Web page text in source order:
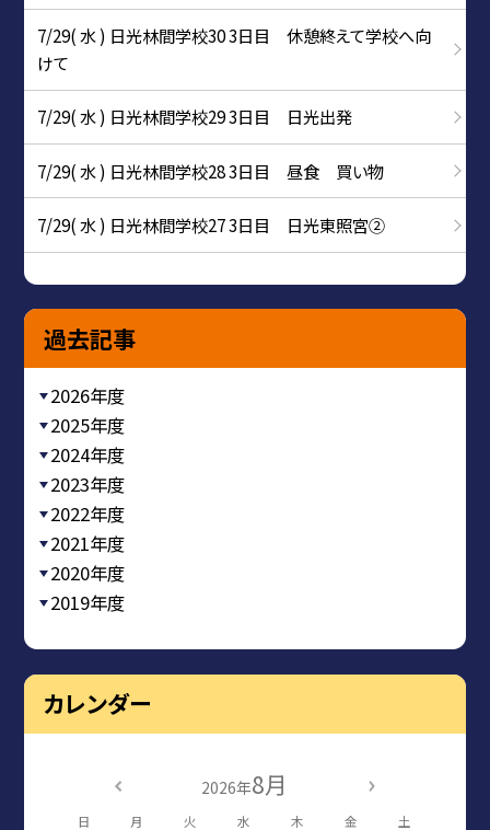
7/29( 水 ) 日光林間学校30 3日目 休憩終えて学校へ向
けて
7/29( 水 ) 日光林間学校29 3日目 日光出発
7/29( 水 ) 日光林間学校28 3日目 昼食 買い物
7/29( 水 ) 日光林間学校27 3日目 日光東照宮②
過去記事
2026年度
2025年度
2024年度
2023年度
2022年度
2021年度
2020年度
2019年度
カレンダー
2026年8月
日 月 火 水 木 金 土